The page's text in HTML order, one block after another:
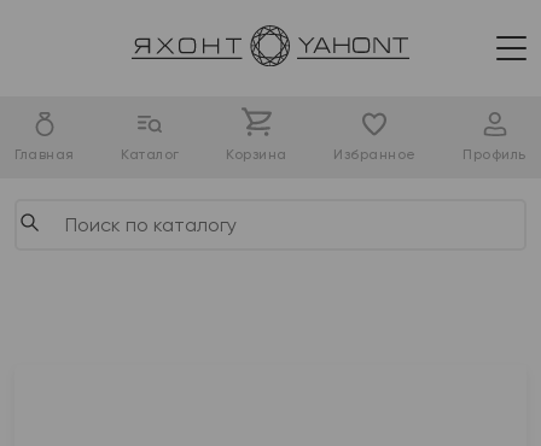
Главная Каталог Корзина Избранное Профиль